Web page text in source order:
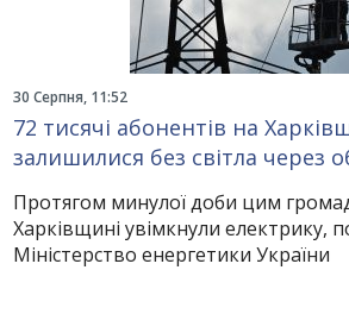
30 Серпня, 11:52
72 тисячі абонентів на
залишилися без світла через
Протягом минулої доби цим
Харківщині увімкнули електрику,
Міністерство енергетики України